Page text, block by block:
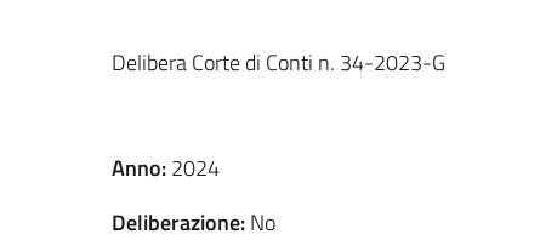
Delibera Corte di Conti n. 34-2023-G
Anno:2024
Deliberazione:No